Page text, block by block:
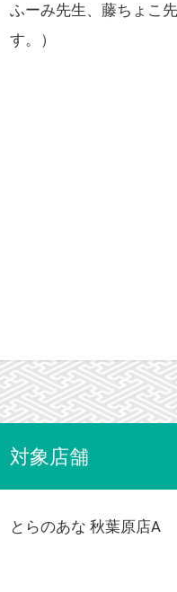
ふーみ先生、藤ちょこ
す。）
対象店舗
とらのあな 秋葉原店A